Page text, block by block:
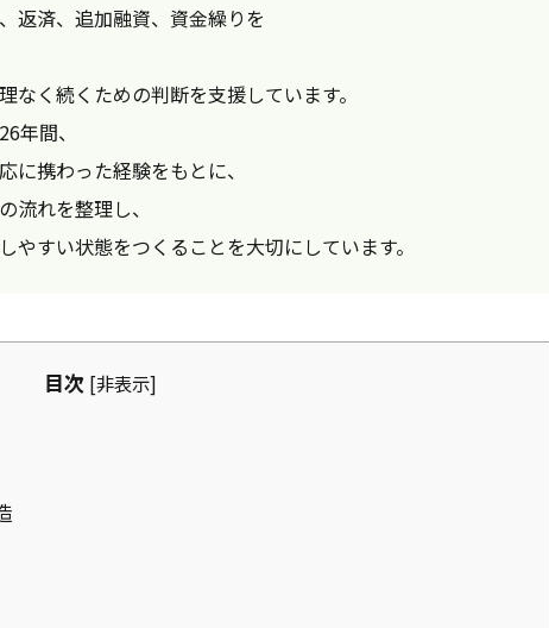
返済、追加融資、資金繰りを
なく続くための判断を支援しています。
年間、
に携わった経験をもとに、
流れを整理し、
やすい状態をつくることを大切にしています。
目次 [非表示]